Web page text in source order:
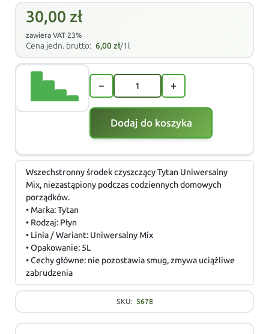
30,00 zł
zawiera VAT 23%
Cena jedn. brutto: 6,00zł/1l
− +
Dodaj do koszyka
Wszechstronny środek czyszczący Tytan Uniwersalny
Mix, niezastąpiony podczas codziennych domowych
porządków.
• Marka: Tytan
• Rodzaj: Płyn
• Linia / Wariant: Uniwersalny Mix
• Opakowanie: 5L
• Cechy główne: nie pozostawia smug, zmywa uciążliwe
zabrudzenia
SKU: 5678